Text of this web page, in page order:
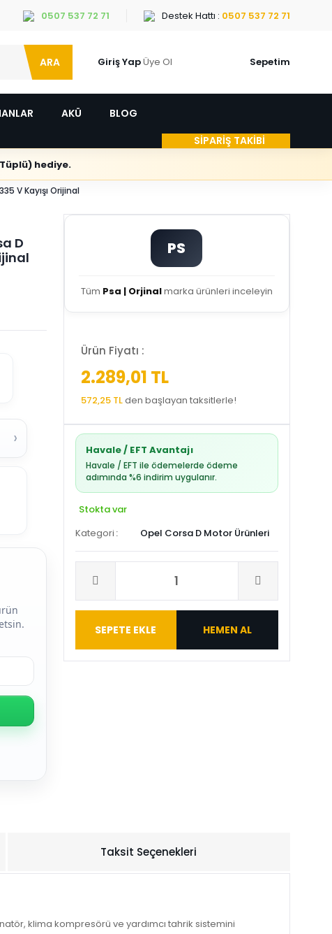
0507 537 72 71 Destek Hattı : 0507 537 72 71
ARA Giriş YapÜye Ol Sepetim
AKÜ
BLOG
SİPARİŞ TAKİBİ
hediye.
V Kayışı Orijinal
D
›
PS
Tüm Psa | Orjinalmarka ürünleri inceleyin
Ürün Fiyatı :
2.289,01 TL
572,25 TLden başlayan taksitlerle!
Havale / EFT Avantajı
Havale / EFT ile ödemelerde ödeme
adımında %6 indirim uygulanır.
Stokta var
Kategori
Opel Corsa D Motor Ürünleri
SEPETE EKLE HEMEN AL
Taksit Seçenekleri
klima kompresörü ve yardımcı tahrik sistemini